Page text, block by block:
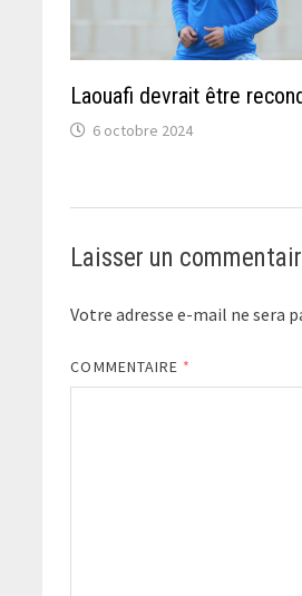
Laouafi devrait être
6 octobre 2024
Laisser un
Votre adresse e-mail ne sera
COMMENTAIRE *